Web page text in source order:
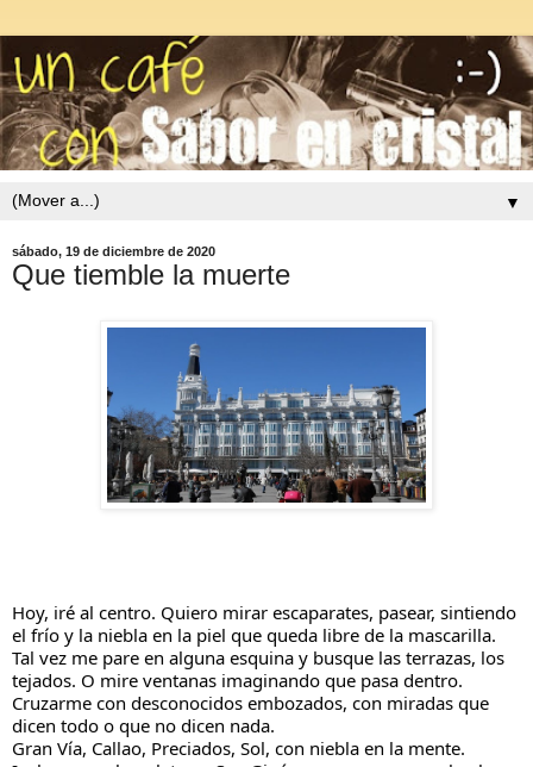
▼
sábado, 19 de diciembre de 2020
Que tiemble la muerte
Hoy, iré al centro. Quiero mirar escaparates, pasear, sintiendo
el frío y la niebla en la piel que queda libre de la mascarilla.
Tal vez me pare en alguna esquina y busque las terrazas, los
tejados. O mire ventanas imaginando que pasa dentro.
Cruzarme con desconocidos embozados, con miradas que
dicen todo o que no dicen nada.
Gran Vía, Callao, Preciados, Sol, con niebla en la mente.